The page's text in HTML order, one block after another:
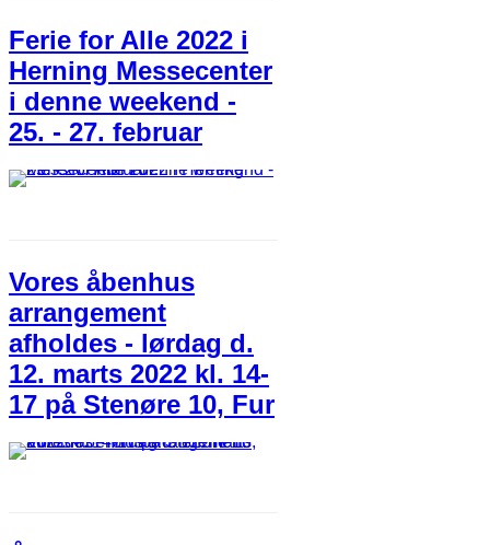
Ferie for Alle 2022 i
Herning Messecenter
i denne weekend -
25. - 27. februar
Vores åbenhus
arrangement
afholdes - lørdag d.
12. marts 2022 kl. 14-
17 på Stenøre 10, Fur